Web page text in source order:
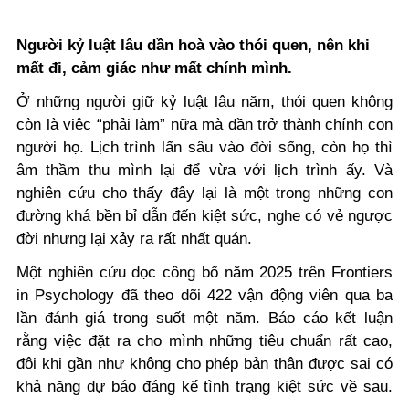
Người kỷ luật lâu dần hoà vào thói quen, nên khi
mất đi, cảm giác như mất chính mình.
Ở những người giữ kỷ luật lâu năm, thói quen không
còn là việc “phải làm” nữa mà dần trở thành chính con
người họ. Lịch trình lấn sâu vào đời sống, còn họ thì
âm thầm thu mình lại để vừa với lịch trình ấy. Và
nghiên cứu cho thấy đây lại là một trong những con
đường khá bền bỉ dẫn đến kiệt sức, nghe có vẻ ngược
đời nhưng lại xảy ra rất nhất quán.
Một nghiên cứu dọc công bố năm 2025 trên Frontiers
in Psychology đã theo dõi 422 vận động viên qua ba
lần đánh giá trong suốt một năm. Báo cáo kết luận
rằng việc đặt ra cho mình những tiêu chuẩn rất cao,
đôi khi gần như không cho phép bản thân được sai có
khả năng dự báo đáng kể tình trạng kiệt sức về sau.